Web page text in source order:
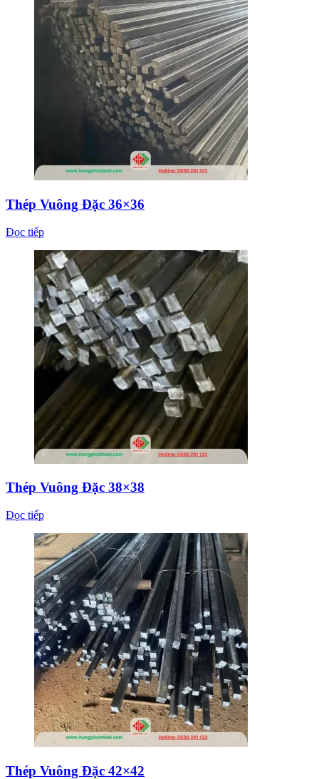
Thép Vuông Đặc 36×36
Đọc tiếp
Thép Vuông Đặc 38×38
Đọc tiếp
Thép Vuông Đặc 42×42